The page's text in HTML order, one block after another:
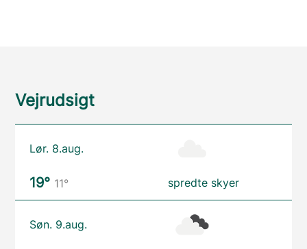
Vejrudsigt
Lør. 8.aug.
19° 11° spredte skyer
Søn. 9.aug.